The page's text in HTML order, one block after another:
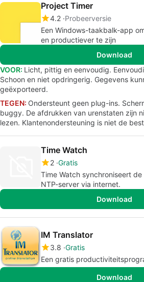
Project Timer
4.2 Probeerversie
Een Windows-taakbalk-app
en productiever te zijn
Download
VOOR: Licht, pittig en eenvoudig.
Schoon en niet opdringerig. Gegevens
geëxporteerd.
TEGEN: Ondersteunt geen plug-ins.
buggy. De afdrukken van urenstaten zijn
lezen. Klantenondersteuning is niet de
Time Watch
2 Gratis
Time Watch synchroniseert
NTP-server via internet.
Download
IM Translator
3.8 Gratis
Een gratis
Download